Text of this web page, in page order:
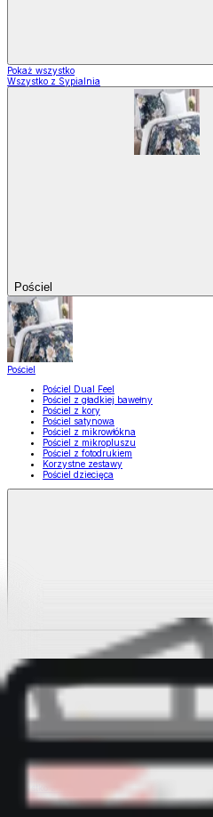
Pokaż wszystko
Wszystko z Sypialnia
Pościel
Pościel
Pościel Dual Feel
Pościel z gładkiej bawełny
Pościel z kory
Pościel satynowa
Pościel z mikrowłókna
Pościel z mikropluszu
Pościel z fotodrukiem
Korzystne zestawy
Pościel dziecięca